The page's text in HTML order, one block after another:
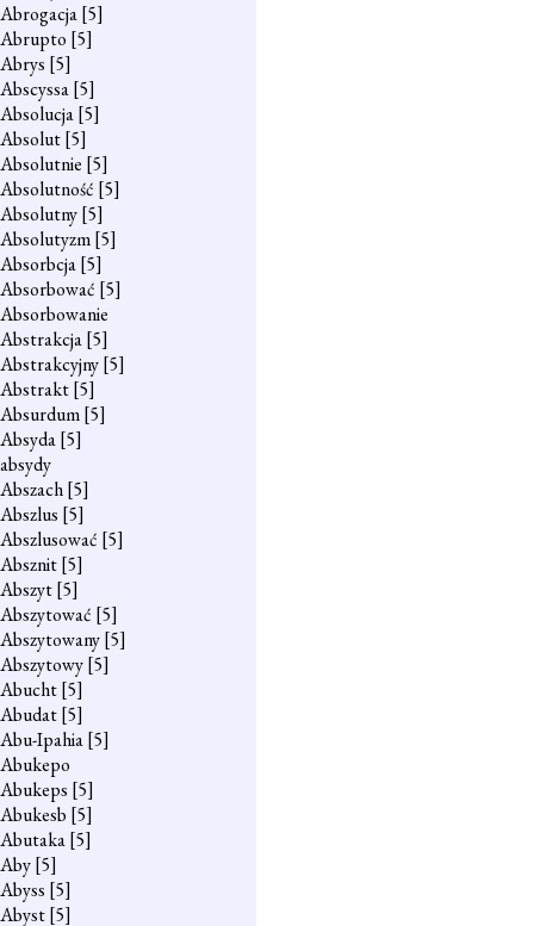
Abrogacja[5]
Abrupto [5]
Abrys [5]
Abscyssa[5]
Absolucja[5]
Absolut[5]
Absolutnie [5]
Absolutność [5]
Absolutny[5]
Absolutyzm[5]
Absorbcja[5]
Absorbować [5]
Absorbowanie
Abstrakcja[5]
Abstrakcyjny[5]
Abstrakt[5]
Absurdum[5]
Absyda[5]
absydy
Abszach[5]
Abszlus [5]
Abszlusować [5]
Absznit[5]
Abszyt[5]
Abszytować [5]
Abszytowany[5]
Abszytowy[5]
Abucht[5]
Abudat[5]
Abu-Ipahia[5]
Abukepo
Abukeps [5]
Abukesb [5]
Abutaka[5]
Aby[5]
Abyss [5]
Abyst[5]